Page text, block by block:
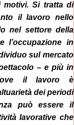
motivi. Si tratta di
il lavoro nello
nel settore della
l’occupazione in
sul mercato
– e più in
il lavoro è
dei periodi
può essere il
lavorative che